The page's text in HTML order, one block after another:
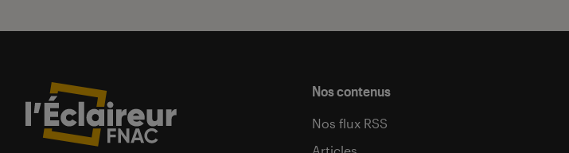
Nos contenus
Nos flux RSS